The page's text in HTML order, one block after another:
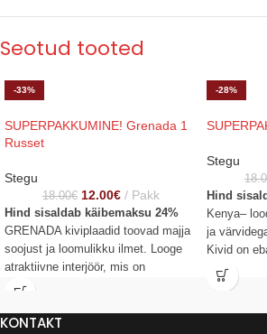
Seotud tooted
-33%
SUPERPAKKUMINE! Grenada 1
Russet
Stegu
18.00€ 12.00€ Pakk
Hind sisaldab käibemaksu 24%
GRENADA kiviplaadid toovad majja
soojust ja loomulikku ilmet. Looge
atraktiivne interjöör, mis on
inspireeritud Andaluusia maastikust.
0,32 m2 Pakendi kaal: 12,1 kg
-28%
Stegu
Hind
Kenya–
ja
Kivid on
KENYA
KONTAKT